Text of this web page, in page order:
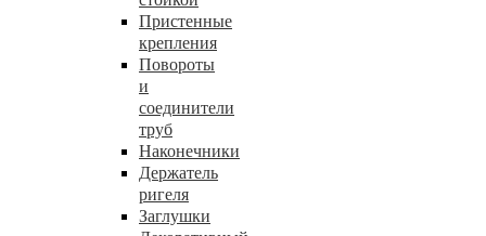
Пристенные
крепления
Повороты
и
соединители
труб
Наконечники
Держатель
ригеля
Заглушки